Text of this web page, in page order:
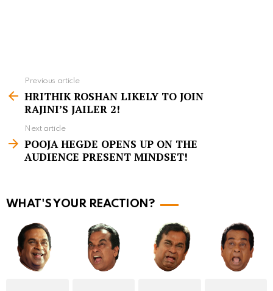
e
m
e
Previous article
HRITHIK ROSHAN LIKELY TO JOIN
RAJINI’S JAILER 2!
Next article
POOJA HEGDE OPENS UP ON THE
AUDIENCE PRESENT MINDSET!
WHAT'S YOUR REACTION?